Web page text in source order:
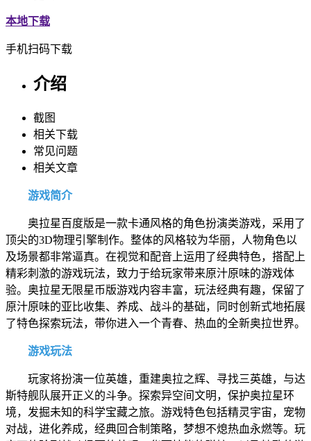
本地下载
手机扫码下载
介绍
截图
相关下载
常见问题
相关文章
游戏简介
奥拉星百度版是一款卡通风格的角色扮演类游戏，采用了
顶尖的3D物理引擎制作。整体的风格较为华丽，人物角色以
及场景都非常逼真。在视觉和配音上运用了经典特色，搭配上
精彩刺激的游戏玩法，致力于给玩家带来原汁原味的游戏体
验。奥拉星无限星币版游戏内容丰富，玩法经典有趣，保留了
原汁原味的亚比收集、养成、战斗的基础，同时创新式地拓展
了特色探索玩法，带你进入一个青春、热血的全新奥拉世界。
游戏玩法
玩家将扮演一位英雄，重建奥拉之辉、寻找三英雄，与达
斯特舰队展开正义的斗争。探索异空间文明，保护奥拉星环
境，发掘未知的科学宝藏之旅。游戏特色包括精灵宇宙，宠物
对战，进化养成，经典回合制策略，梦想不熄热血永燃等。玩